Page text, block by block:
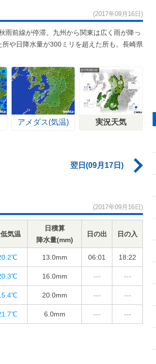
(2017年09月16日)
雨前線が停滞。九州から関東は広く雨が降っ
や日降水量が300ミリを超えた所も。長崎県
アメダス(気温) 実況天気
翌日(09月17日)
(2017年09月16日)
気温
日積算
降水量(mm)
日の出 日の入
13.0mm 06:01 18:22
16.0mm --- ---
20.0mm --- ---
6.0mm --- ---